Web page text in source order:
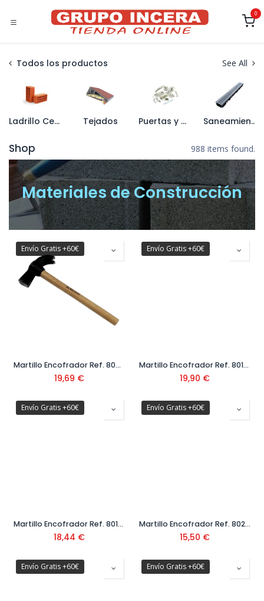
0
Todos los productos See All
Ladrillo Cerámico y Termoarcilla Tejados Puertas y Accesorios Saneamiento y Canalización
Shop 988 items found.
Materiales de Construcción
Envío Gratis +60€
Martillo Encofrador Ref. 8007-F
19,69 €
Envío Gratis +60€
Martillo Encofrador Ref. 8017-D
19,90 €
Envío Gratis +60€
Martillo Encofrador Ref. 8017-D MPFV
18,44 €
Envío Gratis +60€
Martillo Encofrador Ref. 8028-600
15,50 €
Envío Gratis +60€ Envío Gratis +60€